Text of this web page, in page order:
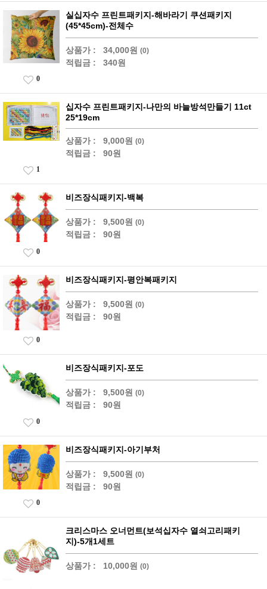
실십자수 프린트패키지-해바라기 쿠션패키지
(45*45cm)-전체수
상품가 : 34,000원 (0)
적립금 : 340원
0
십자수 프린트패키지-나만의 바늘방석만들기 11ct
25*19cm
상품가 : 9,000원 (0)
적립금 : 90원
1
비즈장식패키지-백복
상품가 : 9,500원 (0)
적립금 : 90원
0
비즈장식패키지-평안복패키지
상품가 : 9,500원 (0)
적립금 : 90원
0
비즈장식패키지-포도
상품가 : 9,500원 (0)
적립금 : 90원
0
비즈장식패키지-아기부처
상품가 : 9,500원 (0)
적립금 : 90원
0
크리스마스 오너먼트(보석십자수 열쇠고리패키
지)-5개1세트
상품가 : 10,000원 (0)